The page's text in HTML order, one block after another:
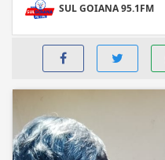
SUL GOIANA 95.1FM